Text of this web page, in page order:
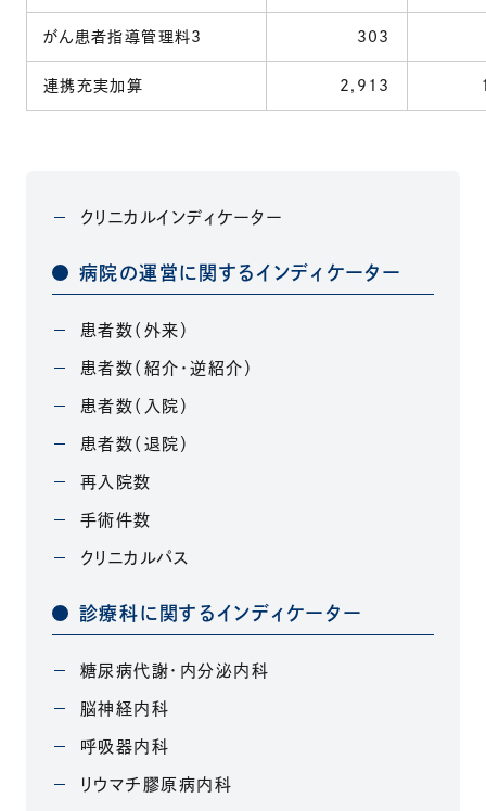
がん患者指導管理料3 303
連携充実加算 2,913
クリニカルインディケーター
病院の運営に関するインディケーター
患者数（外来）
患者数（紹介・逆紹介）
患者数（入院）
患者数（退院）
再入院数
手術件数
クリニカルパス
診療科に関するインディケーター
糖尿病代謝・内分泌内科
脳神経内科
呼吸器内科
リウマチ膠原病内科